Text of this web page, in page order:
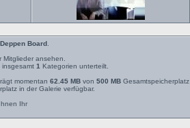
Deppen Board.
Mitglieder ansehen.
insgesamt 1 Kategorien unterteilt.
momentan 62.45 MBvon 500 MBGesamtspeicherplatz,
in der Galerie verfügbar.
Ihr